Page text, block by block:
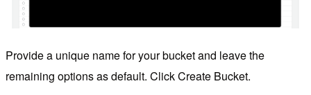
Provide a unique name for your bucket and leave the
remaining options as default. Click Create Bucket.